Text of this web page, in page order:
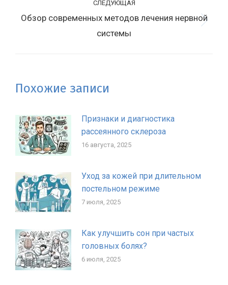
СЛЕДУЮЩАЯ
Следующая
запись:
Обзор современных методов лечения нервной
системы
Похожие записи
Признаки и диагностика
рассеянного склероза
16 августа, 2025
Уход за кожей при длительном
постельном режиме
7 июля, 2025
Как улучшить сон при частых
головных болях?
6 июля, 2025